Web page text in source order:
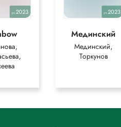
определенное
свойство, способность
лицо, занимающееся
существительные,
уч.2023 уч.2023
Мединский
Мединский,
Торкунов